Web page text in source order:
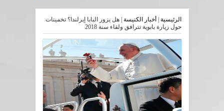
الرئيسية أخبار الكنيسة |هل يزور البابا إيرلندا؟ تخمينات
حول زيارة بابوية تترافق ولقاء سنة 2018